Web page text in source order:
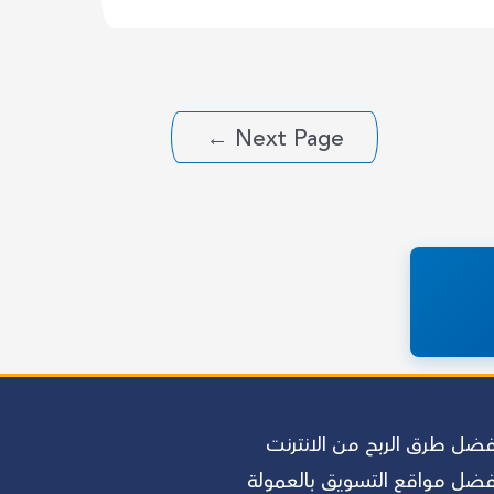
Next Page
←
طرق الربح من الانترنت
مواقع التسويق بالعمولة